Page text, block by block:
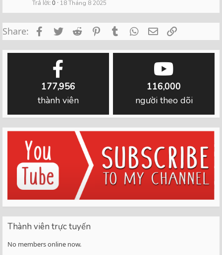
Trả lời 0 18 Tháng 8 2025
Share: FacebookTwitterReddit PinterestTumblrWhatsApp
Email
177,956
thành viên
116,000
người theo dõi
Thành viên trực tuyến
No members online now.